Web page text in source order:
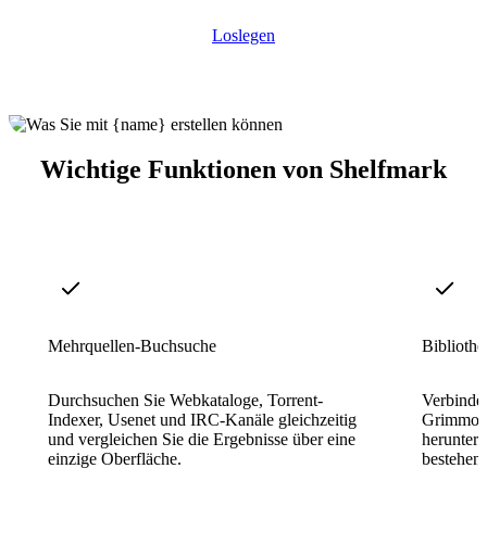
Loslegen
Wichtige Funktionen von Shelfmark
Mehrquellen-Buchsuche
Durchsuchen Sie Webkataloge, Torrent-
Indexer, Usenet und IRC-Kanäle gleichzeitig
und vergleichen Sie die Ergebnisse über eine
einzige Oberfläche.